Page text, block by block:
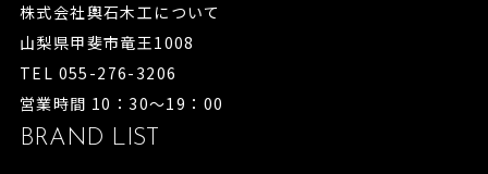
株式会社輿石木工について
山梨県甲斐市竜王1008
TEL 055-276-3206
営業時間 10：30～19：00
BRAND LIST